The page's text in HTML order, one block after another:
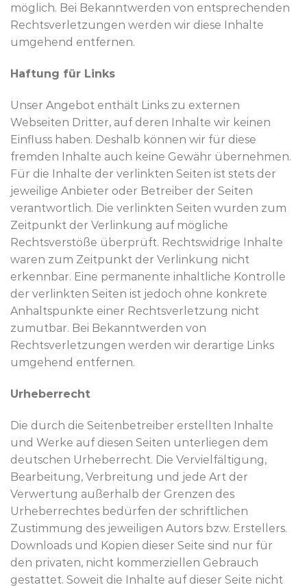
möglich. Bei Bekanntwerden von entsprechenden
Rechtsverletzungen werden wir diese Inhalte
umgehend entfernen.
Haftung für Links
Unser Angebot enthält Links zu externen
Webseiten Dritter, auf deren Inhalte wir keinen
Einfluss haben. Deshalb können wir für diese
fremden Inhalte auch keine Gewähr übernehmen.
Für die Inhalte der verlinkten Seiten ist stets der
jeweilige Anbieter oder Betreiber der Seiten
verantwortlich. Die verlinkten Seiten wurden zum
Zeitpunkt der Verlinkung auf mögliche
Rechtsverstöße überprüft. Rechtswidrige Inhalte
waren zum Zeitpunkt der Verlinkung nicht
erkennbar. Eine permanente inhaltliche Kontrolle
der verlinkten Seiten ist jedoch ohne konkrete
Anhaltspunkte einer Rechtsverletzung nicht
zumutbar. Bei Bekanntwerden von
Rechtsverletzungen werden wir derartige Links
umgehend entfernen.
Urheberrecht
Die durch die Seitenbetreiber erstellten Inhalte
und Werke auf diesen Seiten unterliegen dem
deutschen Urheberrecht. Die Vervielfältigung,
Bearbeitung, Verbreitung und jede Art der
Verwertung außerhalb der Grenzen des
Urheberrechtes bedürfen der schriftlichen
Zustimmung des jeweiligen Autors bzw. Erstellers.
Downloads und Kopien dieser Seite sind nur für
den privaten, nicht kommerziellen Gebrauch
gestattet. Soweit die Inhalte auf dieser Seite nicht